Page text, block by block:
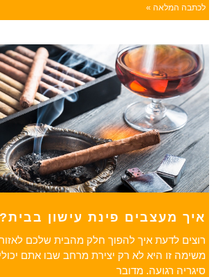
לכתבה המלאה »
איך מעצבים פינת עישון בבית?
רוצים לדעת איך להפוך חלק מהבית שלכם לאזור
משימה זו היא לא רק יצירת מרחב שבו אתם
סיגריה רגועה. מדובר